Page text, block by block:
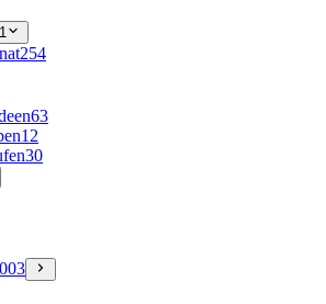
1
254
63
12
30